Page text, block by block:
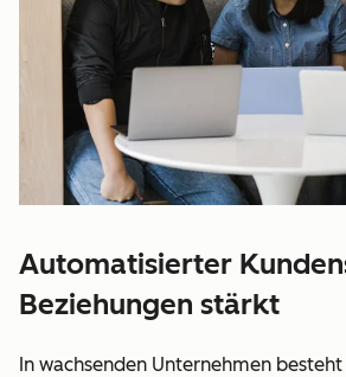
Automatisierter
Beziehungen stärkt
In wachsenden Unternehmen